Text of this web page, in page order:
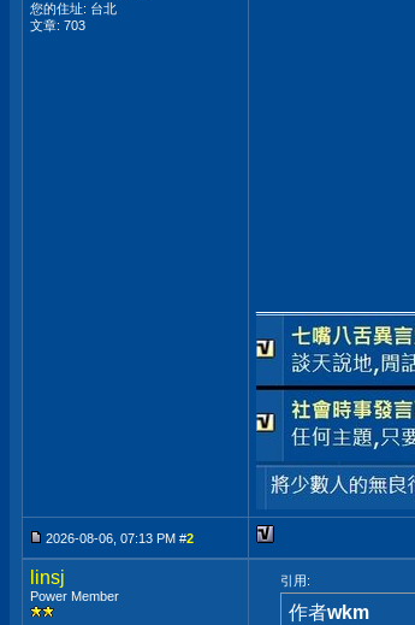
您的住址: 台北
文章: 703
2026-08-06, 07:13 PM #2
linsj
Power Member
引用:
作者wkm